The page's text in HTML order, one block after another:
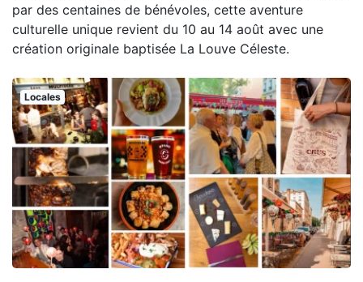
par des centaines de bénévoles, cette aventure
culturelle unique revient du 10 au 14 août avec une
création originale baptisée La Louve Céleste.
Locales